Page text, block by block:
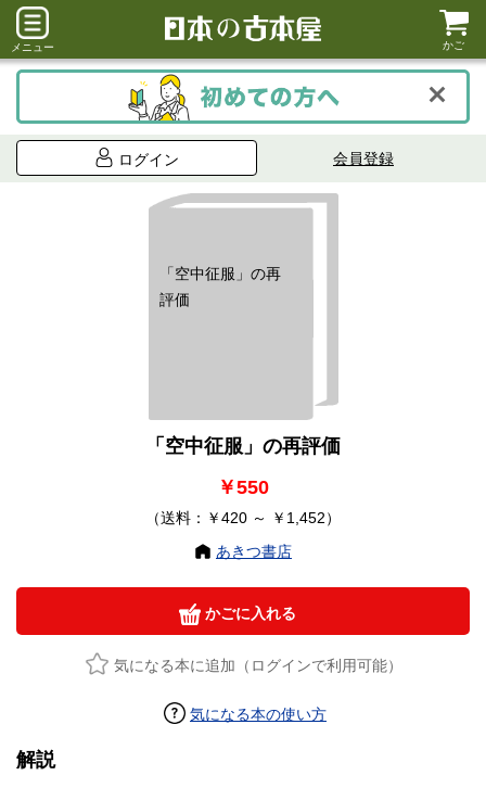
メニュー かご
ログイン 会員登録
「空中征服」の再
評価
「空中征服」の再評価
￥550
（送料：￥420 ～ ￥1,452）
あきつ書店
かごに入れる
気になる本に追加（ログインで利用可能）
気になる本の使い方
解説